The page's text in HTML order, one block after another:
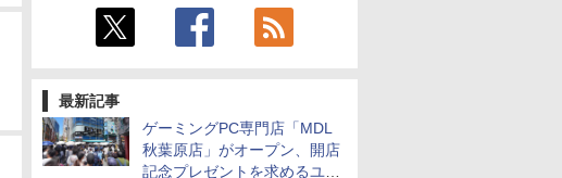
最新記事
ゲーミングPC専門店「MDL
秋葉原店」がオープン、開店
記念プレゼントを求めるユー